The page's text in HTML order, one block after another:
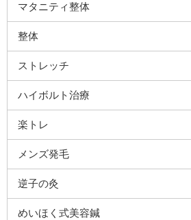
マタニティ整体
整体
ストレッチ
ハイボルト治療
楽トレ
メンズ発毛
逆子の灸
めいほく式美容鍼